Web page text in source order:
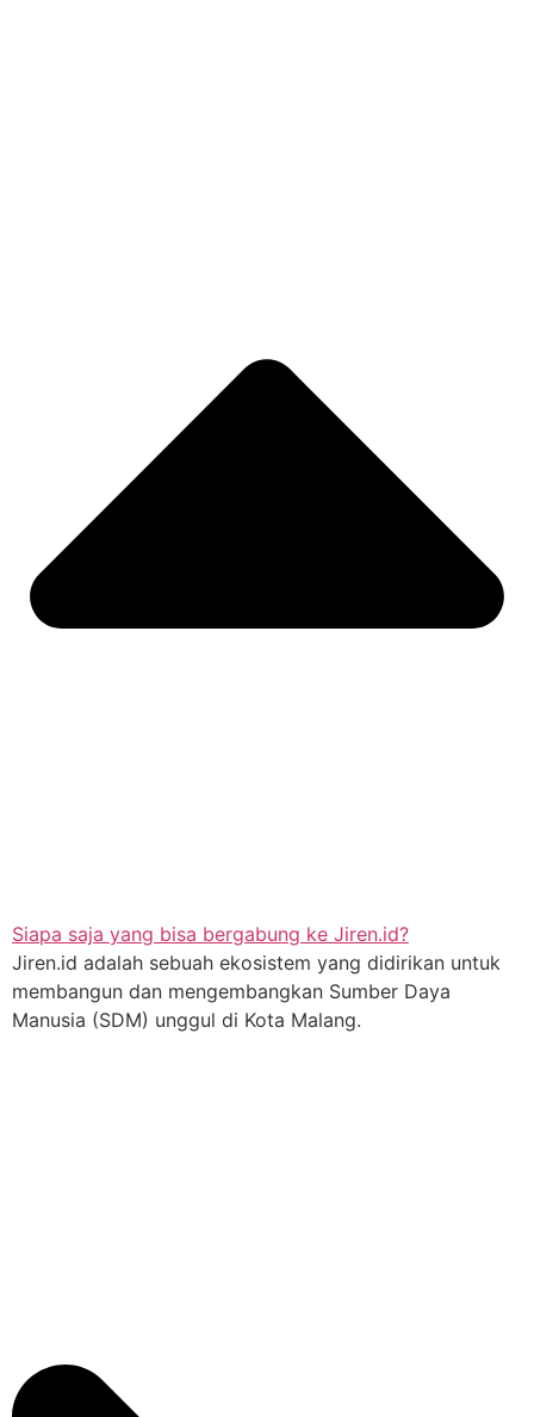
Siapa saja yang bisa bergabung ke Jiren.id?
Jiren.id adalah sebuah ekosistem yang didirikan untuk
membangun dan mengembangkan Sumber Daya
Manusia (SDM) unggul di Kota Malang.